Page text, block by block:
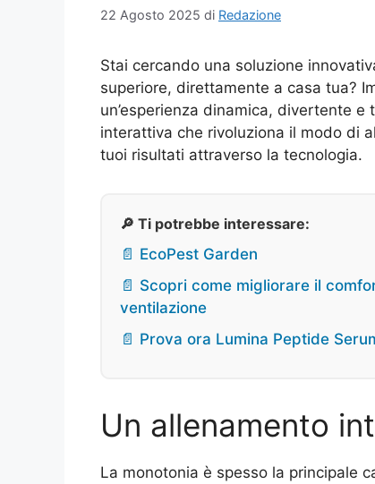
22 Agosto 2025 di Redazione
Stai cercando una soluzione
superiore, direttamente a casa tua?
un’esperienza dinamica, divertente e
interattiva che rivoluziona il modo di
tuoi risultati attraverso la tecnologia.
🔎 Ti potrebbe interessare:
📄 EcoPest Garden
📄 Scopri come migliorare il
ventilazione
📄 Prova ora Lumina Peptide
Un allenamento
La monotonia è spesso la principale